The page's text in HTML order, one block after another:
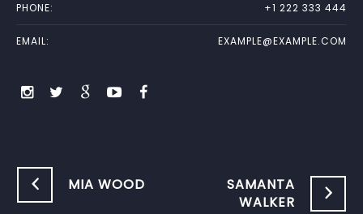
PHONE: +1 222 333 444
EMAIL: EXAMPLE@EXAMPLE.COM
MIA WOOD
SAMANTA
WALKER